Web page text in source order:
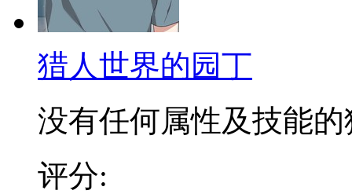
猎人世界的园丁
没有任何属性及技能的
评分: